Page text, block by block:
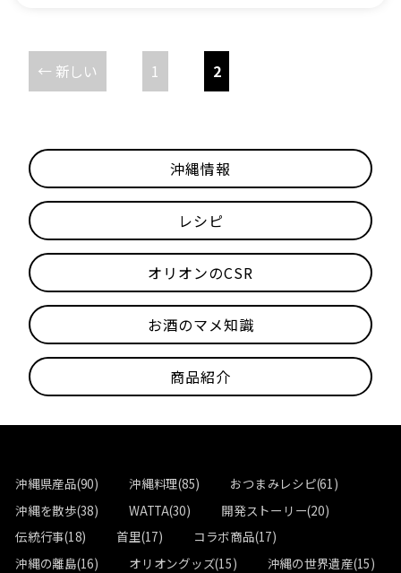
投
ナ
ビ
ゲ
ー
シ
ョ
ン
← 新しい 1 2
沖縄情報
レシピ
オリオンのCSR
お酒のマメ知識
商品紹介
沖縄県産品(90) 沖縄料理(85)
おつまみレシピ(61)
沖縄を散歩(38)
WATTA(30)
開発ストーリー(20)
伝統行事(18)
首里(17)
コラボ商品(17)
沖縄の離島(16)
オリオングッズ(15)
沖縄の世界遺産(15)